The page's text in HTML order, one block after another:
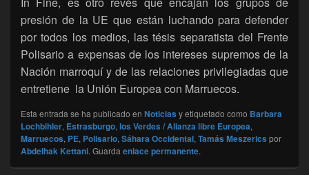
presión de la UE que están luchando para defender
por todos los medios, las tésis separatista del Frente
Polisario a expensas de los intereses supremos de la
Nación marroquí y de las relaciones privilegiadas que
entretiene la Unión Europea con Marruecos.
Esta entrada se ha publicado en Noticias y etiquetado como Barbara
Lochbihler, Estrasburgo, los Verdes / Alianza libre Europea,
Marruecos, PE, Polisario, Sáhara Occidental, Tamás Meszerics por
Abdelhak Kettani. Guarda enlace permanente.